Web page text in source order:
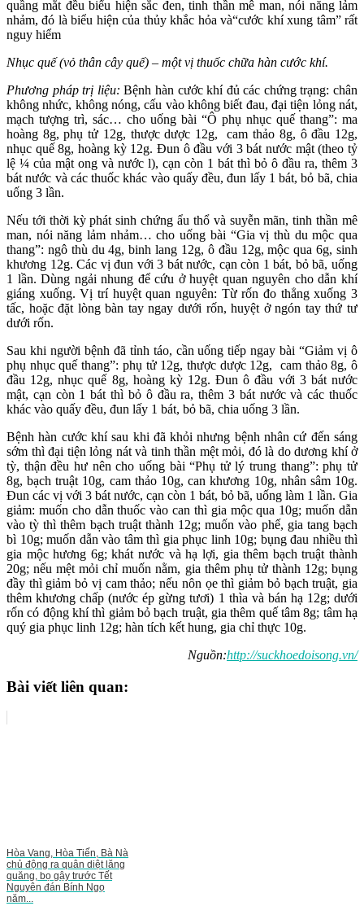
quầng mắt đều biểu hiện sắc đen, tinh thần mê man, nói năng lảm
nhảm, đó là biểu hiện của thủy khắc hỏa và“cước khí xung tâm” rất
nguy hiểm
Nhục quế (vỏ thân cây quế) – một vị thuốc chữa hàn cước khí.
Phương pháp trị liệu: Bệnh hàn cước khí đủ các chứng trạng: chân
không nhức, không nóng, cấu vào không biết đau, đại tiện lỏng nát,
mạch tượng trì, sác… cho uống bài “Ô phụ nhục quế thang”: ma
hoàng 8g, phụ tử 12g, thược dược 12g, cam thảo 8g, ô đầu 12g,
nhục quế 8g, hoàng kỳ 12g. Đun ô đầu với 3 bát nước mật (theo tỷ
lệ ¼ của mật ong và nước l), cạn còn 1 bát thì bỏ ô đầu ra, thêm 3
bát nước và các thuốc khác vào quấy đều, đun lấy 1 bát, bỏ bã, chia
uống 3 lần.
Nếu tới thời kỳ phát sinh chứng ẩu thổ và suyễn mãn, tinh thần mê
man, nói năng lảm nhảm… cho uống bài “Gia vị thù du mộc qua
thang”: ngô thù du 4g, binh lang 12g, ô đầu 12g, mộc qua 6g, sinh
khương 12g. Các vị đun với 3 bát nước, cạn còn 1 bát, bỏ bã, uống
1 lần. Dùng ngải nhung để cứu ở huyệt quan nguyên cho dẫn khí
giáng xuống. Vị trí huyệt quan nguyên: Từ rốn đo thẳng xuống 3
tấc, hoặc đặt lòng bàn tay ngay dưới rốn, huyệt ở ngón tay thứ tư
dưới rốn.
Sau khi người bệnh đã tỉnh táo, cần uống tiếp ngay bài “Giảm vị ô
phụ nhục quế thang”: phụ tử 12g, thược dược 12g, cam thảo 8g, ô
đầu 12g, nhục quế 8g, hoàng kỳ 12g. Đun ô đầu với 3 bát nước
mật, cạn còn 1 bát thì bỏ ô đầu ra, thêm 3 bát nước và các thuốc
khác vào quấy đều, đun lấy 1 bát, bỏ bã, chia uống 3 lần.
Bệnh hàn cước khí sau khi đã khỏi nhưng bệnh nhân cứ đến sáng
sớm thì đại tiện lỏng nát và tinh thần mệt mỏi, đó là do dương khí ở
tỳ, thận đều hư nên cho uống bài “Phụ tử lý trung thang”: phụ tử
8g, bạch truật 10g, cam thảo 10g, can khương 10g, nhân sâm 10g.
Đun các vị với 3 bát nước, cạn còn 1 bát, bỏ bã, uống làm 1 lần. Gia
giảm: muốn cho dẫn thuốc vào can thì gia mộc qua 10g; muốn dẫn
vào tỳ thì thêm bạch truật thành 12g; muốn vào phế, gia tang bạch
bì 10g; muốn dẫn vào tâm thì gia phục linh 10g; bụng đau nhiều thì
gia mộc hương 6g; khát nước và hạ lợi, gia thêm bạch truật thành
20g; nếu mệt mỏi chỉ muốn nằm, gia thêm phụ tử thành 12g; bụng
đầy thì giảm bỏ vị cam thảo; nếu nôn ọe thì giảm bỏ bạch truật, gia
thêm khương chấp (nước ép gừng tươi) 1 thìa và bán hạ 12g; dưới
rốn có động khí thì giảm bỏ bạch truật, gia thêm quế tâm 8g; tâm hạ
quý gia phục linh 12g; hàn tích kết hung, gia chỉ thực 10g.
Nguồn:http://suckhoedoisong.vn/​
Bài viết liên quan:
Hòa Vang, Hòa Tiến, Bà Nà
chủ động ra quân diệt lăng
quăng, bọ gậy trước Tết
Nguyên đán Bính Ngọ
năm...